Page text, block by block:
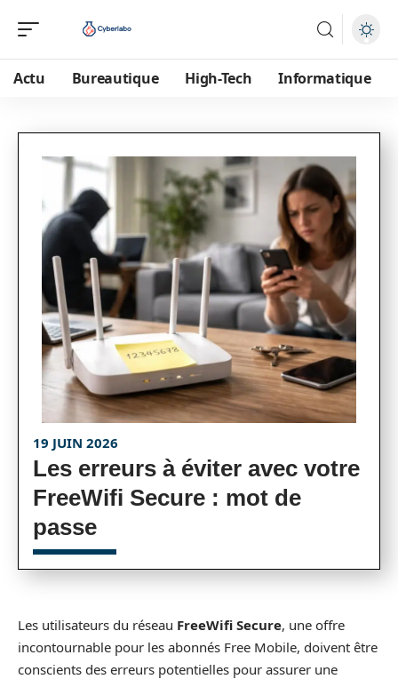
Actu Bureautique High-Tech Informatique
19 JUIN 2026
Les erreurs à éviter avec votre
FreeWifi Secure : mot de
passe
Les utilisateurs du réseau FreeWifi Secure, une offre
incontournable pour les abonnés Free Mobile, doivent être
conscients des erreurs potentielles pour assurer une